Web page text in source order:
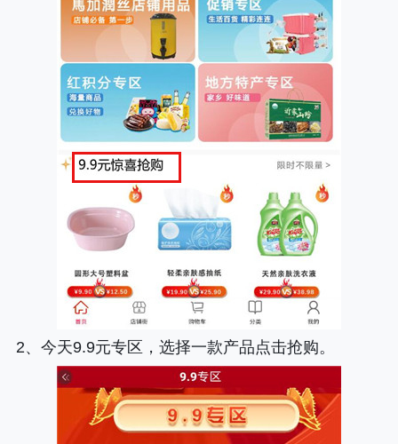
2、今天9.9元专区，选择一款产品点击抢购。